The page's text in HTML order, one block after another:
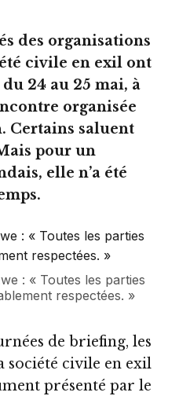
des organisations
civile en exil ont
24 au 25 mai, à
organisée
Certains saluent
pour un
elle n’a été
: « Toutes les parties
respectées. »
de briefing, les
société civile en exil
présenté par le